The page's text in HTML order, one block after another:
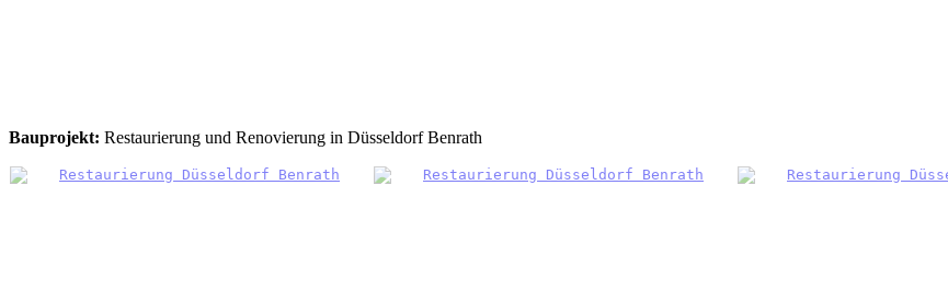
Bauprojekt: Restaurierung und Renovierung in Düsseldorf Benrath